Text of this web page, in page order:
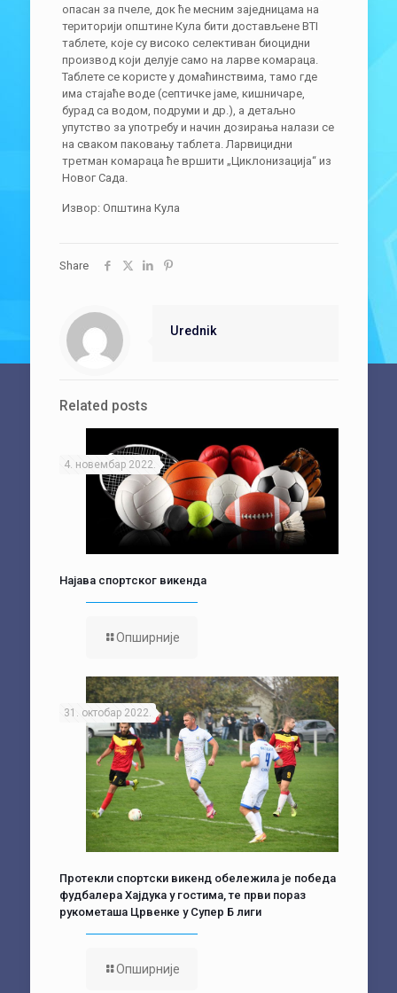
опасан за пчеле, док ће месним заједницама на
територији општине Кула бити достављене BTI
таблете, које су високо селективан биоцидни
производ који делује само на ларве комараца.
Таблете се користе у домаћинствима, тамо где
има стајаће воде (септичке јаме, кишничаре,
бурад са водом, подруми и др.), а детаљно
упутство за употребу и начин дозирања налази се
на сваком паковању таблета. Ларвицидни
третман комараца ће вршити „Циклонизација“ из
Новог Сада.
Извор: Општина Кула
Share
Urednik
Related posts
4. новембар 2022.
Најава спортског викенда
Опширније
31. октобар 2022.
Протекли спортски викенд обележила је победа
фудбалера Хајдука у гостима, те први пораз
рукометаша Црвенке у Супер Б лиги
Опширније